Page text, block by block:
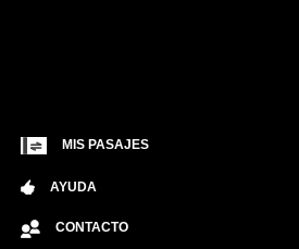
MIS PASAJES
AYUDA
CONTACTO